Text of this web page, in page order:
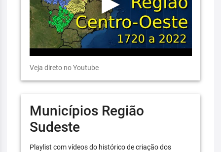
Veja direto no Youtube
Municípios Região
Sudeste
Playlist com vídeos do histórico de criação dos